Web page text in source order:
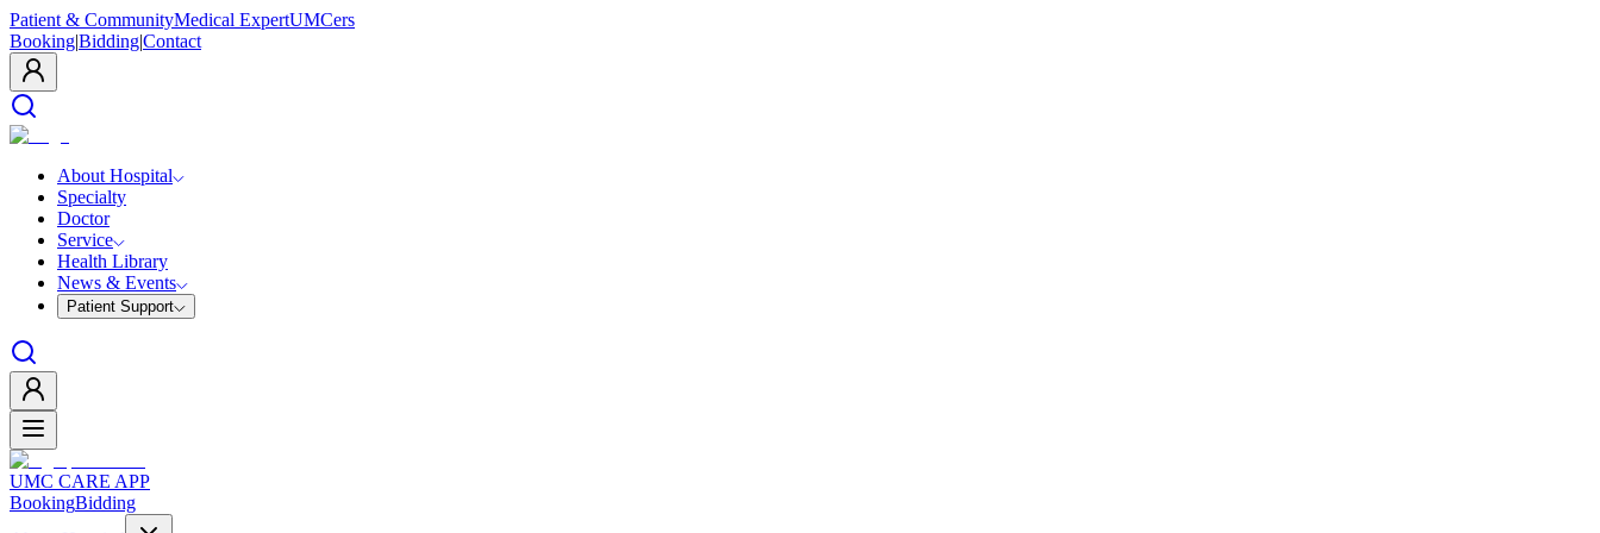
Patient & CommunityMedical ExpertUMCers
Booking|Bidding|Contact
About Hospital
Specialty
Doctor
Service
Health Library
News & Events
Patient Support
UMC CARE APP
BookingBidding